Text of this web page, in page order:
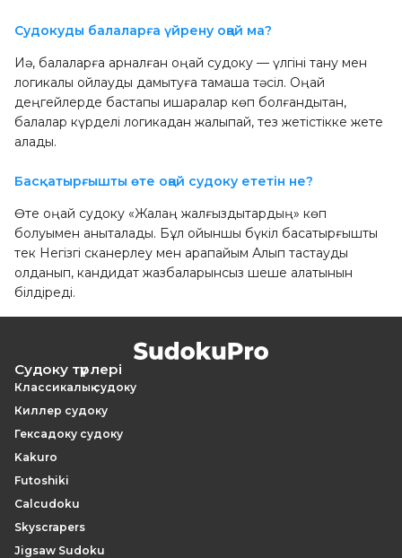
Судокуды балаларға үйрену оңай ма?
Иә, балаларға арналған оңай судоку — үлгіні тану мен
логикалық ойлауды дамытуға тамаша тәсіл. Оңай
деңгейлерде бастапқы ишаралар көп болғандықтан,
балалар күрделі логикадан жалықпай, тез жетістікке жете
алады.
Басқатырғышты өте оңай судоку ететін не?
Өте оңай судоку «Жалаң жалғыздықтардың» көп
болуымен анықталады. Бұл ойыншы бүкіл басқатырғышты
тек Негізгі сканерлеу мен қарапайым Алып тастауды
қолданып, кандидат жазбаларынсыз шеше алатынын
білдіреді.
Судоку түрлері
Классикалық судоку
Киллер судоку
Гексадоку судоку
Kakuro
Futoshiki
Calcudoku
Skyscrapers
Jigsaw Sudoku